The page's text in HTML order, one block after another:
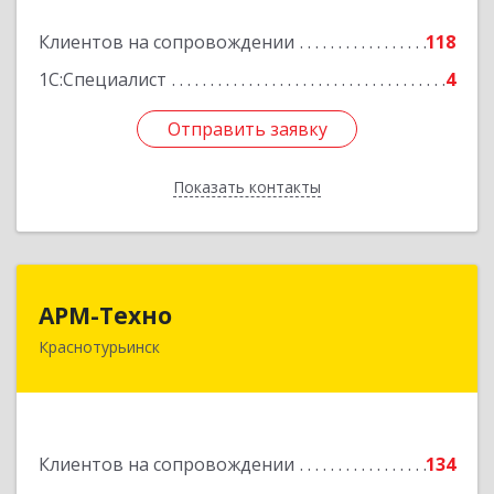
Клиентов на сопровождении
118
1С:Специалист
4
Отправить заявку
Показать контакты
Отправить заявку
Назад
АРМ-Техно
Краснотурьинск
Клиентов на сопровождении
134
624447, Свердловская обл, Краснотурьинск г,